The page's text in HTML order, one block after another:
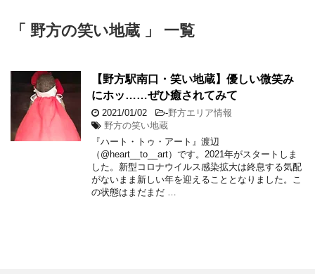
「 野方の笑い地蔵 」 一覧
【野方駅南口・笑い地蔵】優しい微笑み
にホッ……ぜひ癒されてみて
2021/01/02 -野方エリア情報
野方の笑い地蔵
『ハート・トゥ・アート』渡辺
（@heart__to__art）です。2021年がスタートしま
した。新型コロナウイルス感染拡大は終息する気配
がないまま新しい年を迎えることとなりました。こ
の状態はまだまだ …